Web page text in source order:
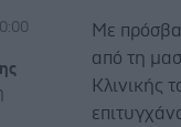
Με
από τη
Κλινικής